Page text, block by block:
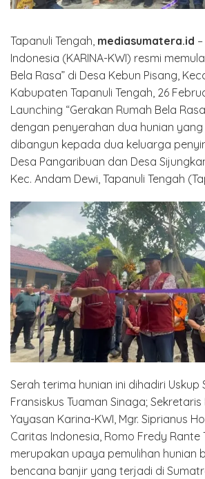
Tapanuli Tengah, mediasumatera.id
Indonesia (KARINA-KWI) resmi
Bela Rasa” di Desa Kebun Pisang,
Kabupaten Tapanuli Tengah, 26
Launching “Gerakan Rumah Bela
dengan penyerahan dua hunian yang
dibangun kepada dua keluarga
Desa Pangaribuan dan Desa
Kec. Andam Dewi, Tapanuli Tengah
Serah terima hunian ini dihadiri Uskup
Fransiskus Tuaman Sinaga;
Yayasan Karina-KWI, Mgr. Siprianus
Caritas Indonesia, Romo Fredy Rante
merupakan upaya pemulihan hunian
bencana banjir yang terjadi di